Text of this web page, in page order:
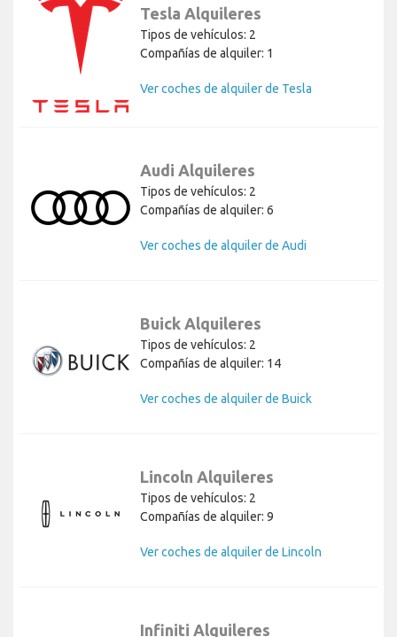
Tesla Alquileres
Tipos de vehículos: 2
Compañías de alquiler: 1
Ver coches de alquiler de Tesla
Audi Alquileres
Tipos de vehículos: 2
Compañías de alquiler: 6
Ver coches de alquiler de Audi
Buick Alquileres
Tipos de vehículos: 2
Compañías de alquiler: 14
Ver coches de alquiler de Buick
Lincoln Alquileres
Tipos de vehículos: 2
Compañías de alquiler: 9
Ver coches de alquiler de Lincoln
Infiniti Alquileres